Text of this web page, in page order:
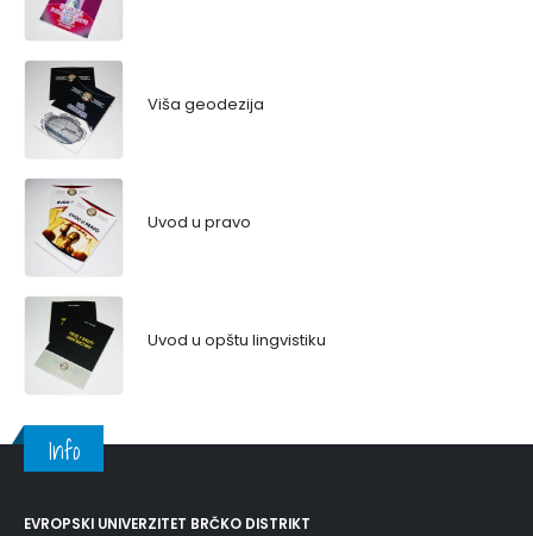
Viša geodezija
Uvod u pravo
Uvod u opštu lingvistiku
Info
EVROPSKI UNIVERZITET BRČKO DISTRIKT